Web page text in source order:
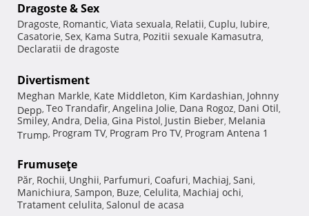
Dragoste & Sex
Dragoste, Romantic, Viata sexuala, Relatii, Cuplu, Iubire,
Casatorie, Sex, Kama Sutra, Pozitii sexuale Kamasutra,
Declaratii de dragoste
Divertisment
Meghan Markle, Kate Middleton, Kim Kardashian, Johnny
Depp, Teo Trandafir, Angelina Jolie, Dana Rogoz, Dani Otil,
Smiley, Andra, Delia, Gina Pistol, Justin Bieber, Melania
Trump, Program TV, Program Pro TV, Program Antena 1
Frumuseţe
Păr, Rochii, Unghii, Parfumuri, Coafuri, Machiaj, Sani,
Manichiura, Sampon, Buze, Celulita, Machiaj ochi,
Tratament celulita, Salonul de acasa